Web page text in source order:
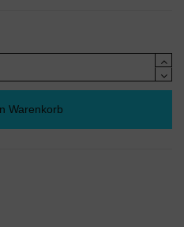
Warenkorb